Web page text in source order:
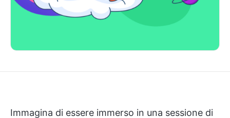
Immagina di essere immerso in una sessione di